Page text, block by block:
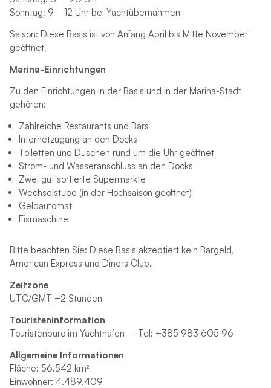
Sonntag: 9 –12 Uhr bei Yachtübernahmen
Saison: Diese Basis ist von Anfang April bis Mitte November
geöffnet.
Marina-Einrichtungen
Zu den Einrichtungen in der Basis und in der Marina-Stadt
gehören:
Zahlreiche Restaurants und Bars
Internetzugang an den Docks
Toiletten und Duschen rund um die Uhr geöffnet
Strom- und Wasseranschluss an den Docks
Zwei gut sortierte Supermärkte
Wechselstube (in der Hochsaison geöffnet)
Geldautomat
Eismaschine
Bitte beachten Sie: Diese Basis akzeptiert kein Bargeld,
American Express und Diners Club.
Zeitzone
UTC/GMT +2 Stunden
Touristeninformation
Touristenbüro im Yachthafen – Tel: +385 983 605 96
Allgemeine Informationen
Fläche: 56.542 km²
Einwohner: 4.489.409